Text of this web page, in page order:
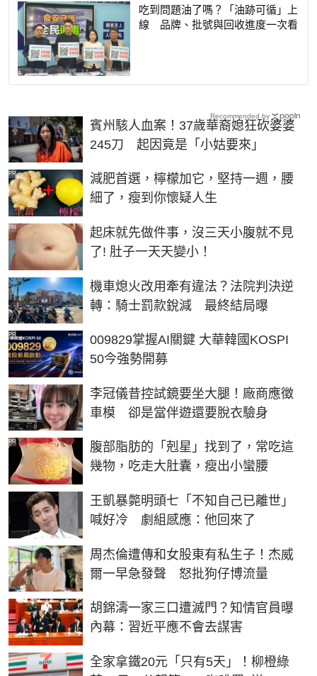
吃到問題油了嗎？「油跡可循」上
線 品牌、批號與回收進度一次看
賓州駭人血案！37歲華裔媳狂砍婆婆
245刀 起因竟是「小姑要來」
減肥首選，檸檬加它，堅持一週，腰
細了，瘦到你懷疑人生
PR
起床就先做件事，沒三天小腹就不見
了! 肚子一天天變小！
PR
機車熄火改用牽有違法？法院判決逆
轉：騎士罰款銳減 最終結局曝
009829掌握AI關鍵 大華韓國KOSPI
50今強勢開募
PR
李冠儀昔控試鏡要坐大腿！廠商應徵
車模 卻是當伴遊還要脫衣驗身
腹部脂肪的「剋星」找到了，常吃這
幾物，吃走大肚囊，瘦出小蠻腰
PR
王凱暴斃明頭七「不知自己已離世」
喊好冷 劇組感應：他回來了
周杰倫遭傳和女股東有私生子！杰威
爾一早急發聲 怒批狗仔博流量
胡錦濤一家三口遭滅門？知情官員曝
內幕：習近平應不會去謀害
全家拿鐵20元「只有5天」！柳橙綠
Recommended by